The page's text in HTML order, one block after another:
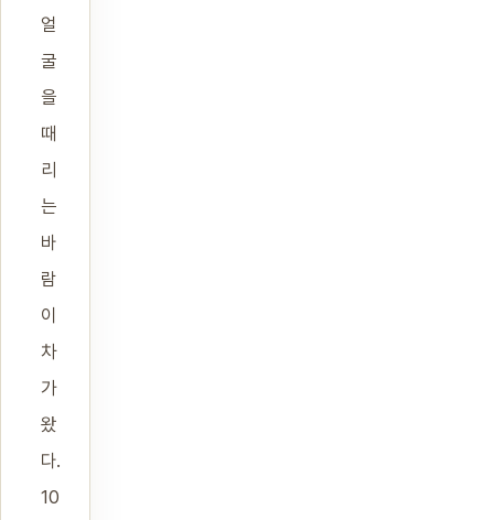
얼
굴
을
때
리
는
바
람
이
차
가
왔
다.
10